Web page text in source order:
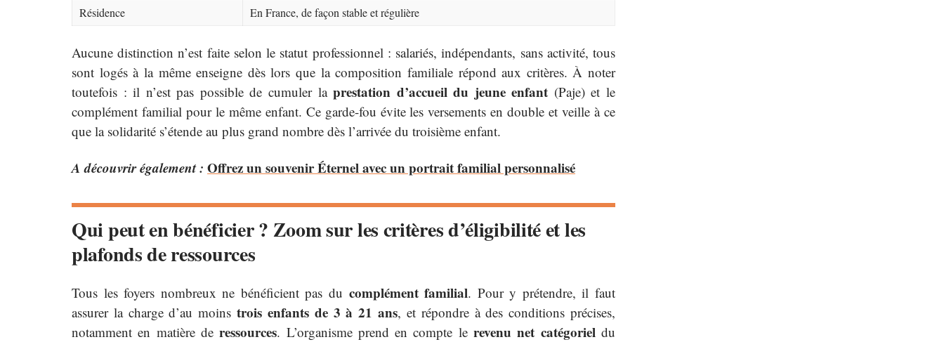
Résidence
En France, de façon stable et régulière
Aucune distinction n’est faite selon le statut professionnel : salariés, indépendants, sans activité, tous
sont logés à la même enseigne dès lors que la composition familiale répond aux critères. À noter
toutefois : il n’est pas possible de cumuler laprestation d’accueil du jeune enfant (Paje) et le
complément familial pour le même enfant. Ce garde-fou évite les versements en double et veille à ce
que la solidarité s’étende au plus grand nombre dès l’arrivée du troisième enfant.
A découvrir également : Offrez un souvenir Éternel avec un portrait familial personnalisé
Qui peut en bénéficier ? Zoom sur les critères d’éligibilité et les
plafonds de ressources
Tous les foyers nombreux ne bénéficient pas du complément familial. Pour y prétendre, il faut
assurer la charge d’au moinstrois enfants de 3 à 21 ans, et répondre à des conditions précises,
notamment en matière deressources. L’organisme prend en compte lerevenu net catégorieldu